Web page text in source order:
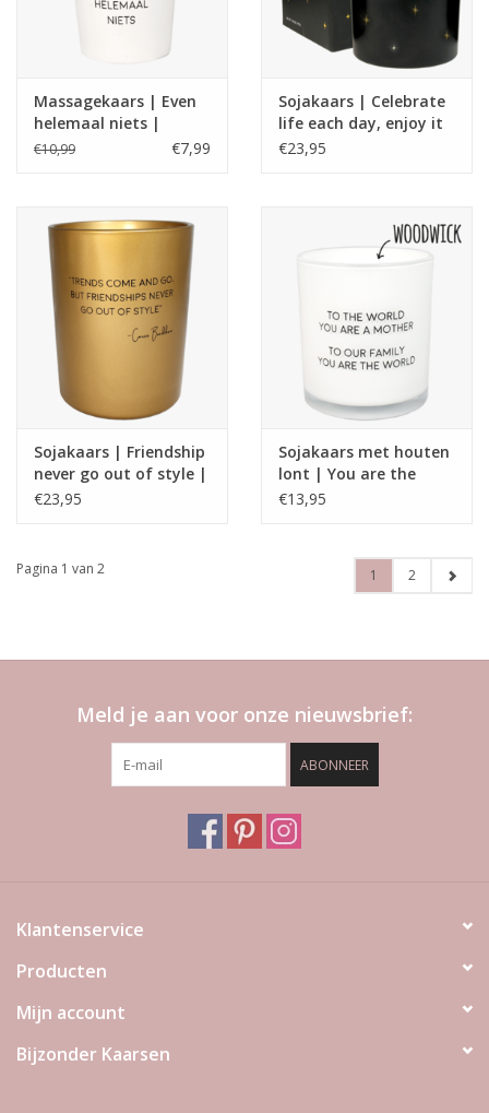
Massagekaars | Even
helemaal niets |
Lavender Fields | My
€10,99 €7,99
Sojakaars | Celebrate
life each day, enjoy it
all the way | Winter
€23,95
Sojakaars | Friendship
never go out of style |
Carrie Bradshaw | My
€23,95
Sojakaars met houten
lont | You are the
world
€13,95
Pagina 1 van 2 1 2
Meld je aan voor onze nieuwsbrief:
ABONNEER
Klantenservice
Producten
Mijn account
Bijzonder Kaarsen